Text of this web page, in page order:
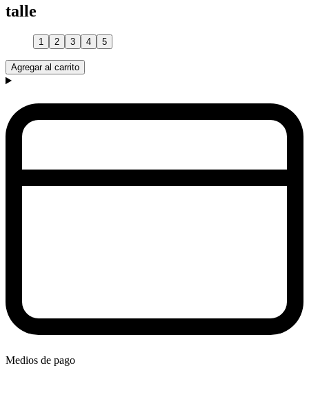
talle
1 2 3 4 5
Agregar al carrito
Medios de pago